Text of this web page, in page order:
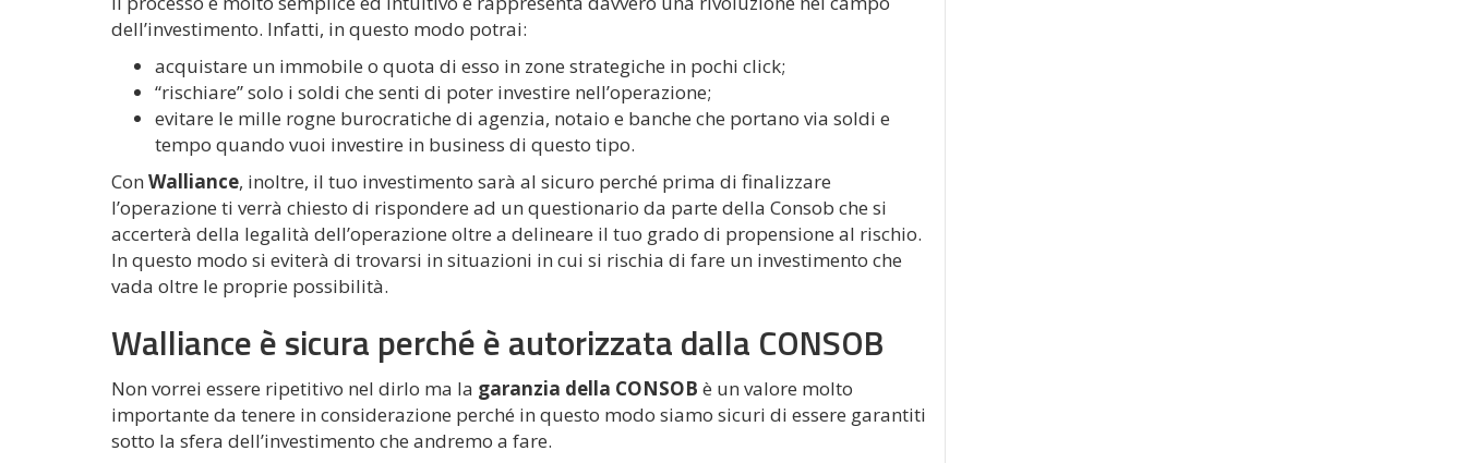
dell’investimento. Infatti, in questo modo potrai:
acquistare un immobile o quota di esso in zone strategiche in pochi click;
“rischiare” solo i soldi che senti di poter investire nell’operazione;
evitare le mille rogne burocratiche di agenzia, notaio e banche che portano via soldi e
tempo quando vuoi investire in business di questo tipo.
Con Walliance, inoltre, il tuo investimento sarà al sicuro perché prima di finalizzare
l’operazione ti verrà chiesto di rispondere ad un questionario da parte della Consob che si
accerterà della legalità dell’operazione oltre a delineare il tuo grado di propensione al rischio.
In questo modo si eviterà di trovarsi in situazioni in cui si rischia di fare un investimento che
vada oltre le proprie possibilità.
Walliance è sicura perché è autorizzata dalla CONSOB
Non vorrei essere ripetitivo nel dirlo ma la garanzia della CONSOB è un valore molto
importante da tenere in considerazione perché in questo modo siamo sicuri di essere garantiti
sotto la sfera dell’investimento che andremo a fare.